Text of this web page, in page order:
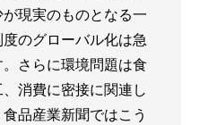
現実のものとなる一
のグローバル化は急
さらに環境問題は食
消費に密接に関連し
品産業新聞ではこう